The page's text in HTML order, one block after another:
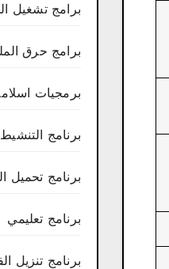
برامج تشغيل
برامج حرق
برمجيات
برنامج التنشيط
برنامج تحميل
برنامج تعليمي
برنامج تنزيل